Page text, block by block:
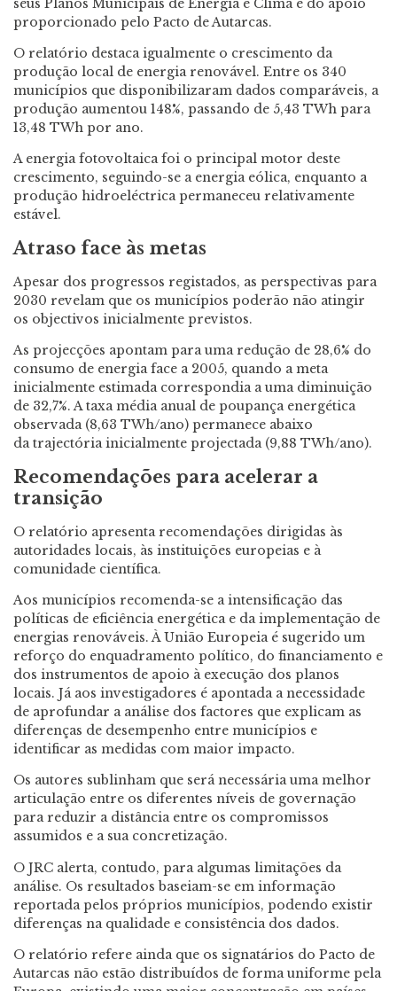
seus Planos Municipais de Energia e Clima e do apoio
proporcionado pelo Pacto de Autarcas.
O relatório destaca igualmente o crescimento da
produção local de energia renovável. Entre os 340
municípios que disponibilizaram dados comparáveis, a
produção aumentou 148%, passando de 5,43 TWh para
13,48 TWh por ano.
A energia fotovoltaica foi o principal motor deste
crescimento, seguindo-se a energia eólica, enquanto a
produção hidroeléctrica permaneceu relativamente
estável.
Atraso face às metas
Apesar dos progressos registados, as perspectivas para
2030 revelam que os municípios poderão não atingir
os objectivos inicialmente previstos.
As projecções apontam para uma redução de 28,6% do
consumo de energia face a 2005, quando a meta
inicialmente estimada correspondia a uma diminuição
de 32,7%. A taxa média anual de poupança energética
observada (8,63 TWh/ano) permanece abaixo
da trajectória inicialmente projectada (9,88 TWh/ano).
Recomendações para acelerar a
transição
O relatório apresenta recomendações dirigidas às
autoridades locais, às instituições europeias e à
comunidade científica.
Aos municípios recomenda-se a intensificação das
políticas de eficiência energética e da implementação de
energias renováveis. À União Europeia é sugerido um
reforço do enquadramento político, do financiamento e
dos instrumentos de apoio à execução dos planos
locais. Já aos investigadores é apontada a necessidade
de aprofundar a análise dos factores que explicam as
diferenças de desempenho entre municípios e
identificar as medidas com maior impacto.
Os autores sublinham que será necessária uma melhor
articulação entre os diferentes níveis de governação
para reduzir a distância entre os compromissos
assumidos e a sua concretização.
O JRC alerta, contudo, para algumas limitações da
análise. Os resultados baseiam-se em informação
reportada pelos próprios municípios, podendo existir
diferenças na qualidade e consistência dos dados.
O relatório refere ainda que os signatários do Pacto de
Autarcas não estão distribuídos de forma uniforme pela